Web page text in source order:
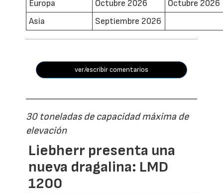
Europa Octubre 2026
Octubre 2026
Asia
Septiembre 2026
ver/escribir comentarios
30 toneladas de capacidad máxima de
elevación
Liebherr presenta una
nueva dragalina: LMD
1200